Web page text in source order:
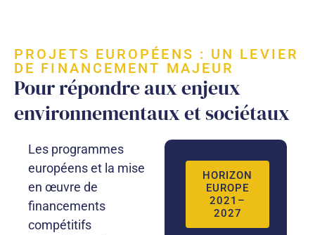
PROJETS EUROPÉENS : UN LEVIER
DE FINANCEMENT MAJEUR
Pour répondre aux enjeux
environnementaux et sociétaux
HORIZON
EUROPE
2021–
2027
Les programmes
européens et la mise
en œuvre de
financements
compétitifs